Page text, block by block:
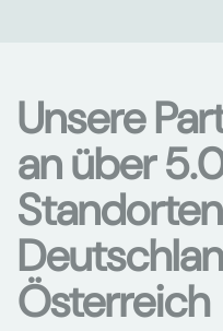
Unsere
an über
Österreich